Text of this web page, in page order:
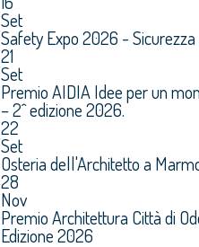
Set
Safety Expo 2026 -
21
Set
Premio AIDIA Idee per un
– 2^ edizione 2026.
22
Set
Osteria dell'Architetto a
28
Nov
Premio Architettura Città di
Edizione 2026